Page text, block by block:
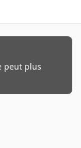
peut plus